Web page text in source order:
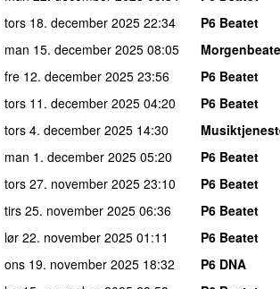
tors 18. december 2025 22:34
P6 Beatet
man 15. december 2025 08:05
fre 12. december 2025 23:56
P6 Beatet
tors 11. december 2025 04:20
P6 Beatet
tors 4. december 2025 14:30
man 1. december 2025 05:20
P6 Beatet
tors 27. november 2025 23:10
P6 Beatet
tirs 25. november 2025 06:36
P6 Beatet
lør 22. november 2025 01:11
P6 Beatet
ons 19. november 2025 18:32
P6 DNA